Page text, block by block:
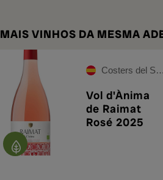
MAIS VINHOS DA MESMA
Costers del Segre
Vol d'Ànima
de Raimat
Rosé 2025